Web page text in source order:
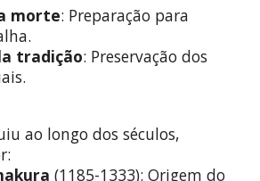
morte: Preparação para
tradição: Preservação dos
ao longo dos séculos,
(1185-1333): Origem do